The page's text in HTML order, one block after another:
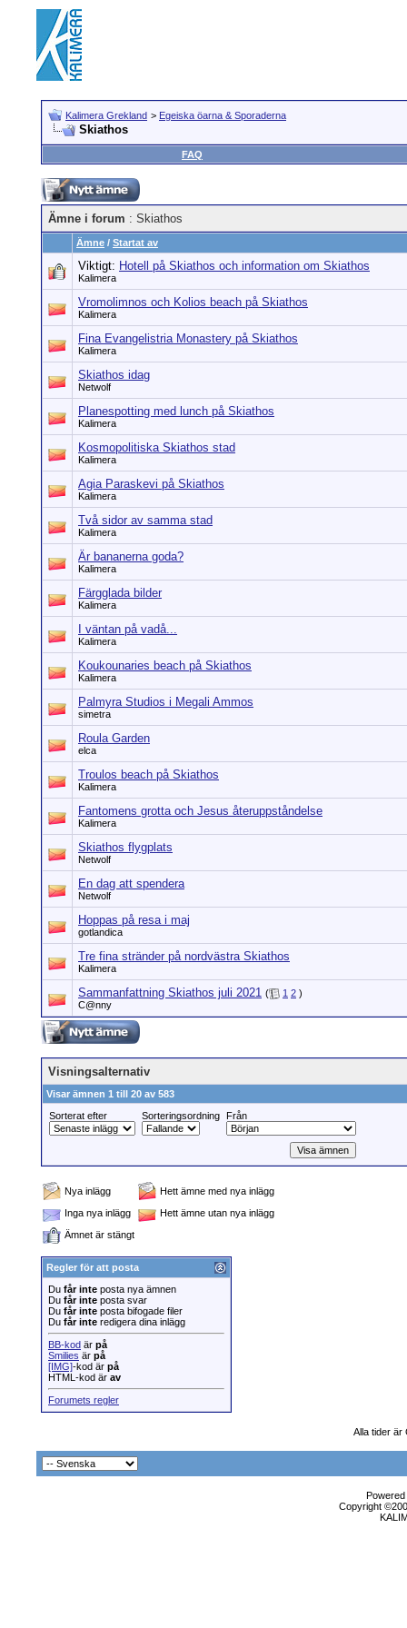
Kalimera Grekland > Egeiska öarna & Sporaderna
Skiathos
FAQ
Ämne i forum : Skiathos
Ämne / Startat av
Viktigt: Hotell på Skiathos och information om Skiathos
Kalimera
Vromolimnos och Kolios beach på Skiathos
Kalimera
Fina Evangelistria Monastery på Skiathos
Kalimera
Skiathos idag
Netwolf
Planespotting med lunch på Skiathos
Kalimera
Kosmopolitiska Skiathos stad
Kalimera
Agia Paraskevi på Skiathos
Kalimera
Två sidor av samma stad
Kalimera
Är bananerna goda?
Kalimera
Färgglada bilder
Kalimera
I väntan på vadå...
Kalimera
Koukounaries beach på Skiathos
Kalimera
Palmyra Studios i Megali Ammos
simetra
Roula Garden
elca
Troulos beach på Skiathos
Kalimera
Fantomens grotta och Jesus återuppståndelse
Kalimera
Skiathos flygplats
Netwolf
En dag att spendera
Netwolf
Hoppas på resa i maj
gotlandica
Tre fina stränder på nordvästra Skiathos
Kalimera
Sammanfattning Skiathos juli 2021 ( 1 2 )
C@nny
Visningsalternativ
Visar ämnen 1 till 20 av 583
Sorterat efter
Sorteringsordning Från
Nya inlägg
Hett ämne med nya inlägg
Inga nya inlägg
Hett ämne utan nya inlägg
Ämnet är stängt
Regler för att posta
Du får inte posta nya ämnen
Du får inte posta svar
Du får inte posta bifogade filer
Du får inte redigera dina inlägg
BB-kod är på
Smilies är på
[IMG]-kod är på
HTML-kod är av
Forumets regler
Alla tider är
Copyright